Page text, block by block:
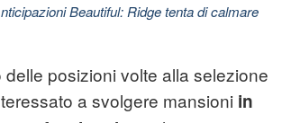
Beautiful: Ridge tenta di calmare
posizioni volte alla selezione
a svolgere mansioni in